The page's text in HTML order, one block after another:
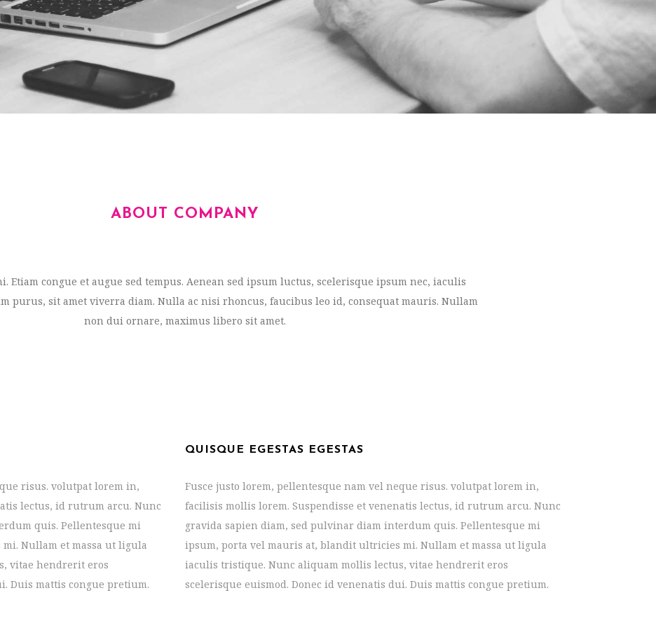
ABOUT COMPANY
Etiam congue et augue sed tempus. Aenean sed ipsum luctus, scelerisque ipsum nec, iaculis
purus, sit amet viverra diam. Nulla ac nisi rhoncus, faucibus leo id, consequat mauris. Nullam
non dui ornare, maximus libero sit amet.
risus. volutpat lorem in,
lectus, id rutrum arcu. Nunc
quis. Pellentesque mi
Nullam et massa ut ligula
vitae hendrerit eros
Duis mattis congue pretium.
QUISQUE EGESTAS EGESTAS
Fusce justo lorem, pellentesque nam vel neque risus. volutpat lorem in,
facilisis mollis lorem. Suspendisse et venenatis lectus, id rutrum arcu. Nunc
gravida sapien diam, sed pulvinar diam interdum quis. Pellentesque mi
ipsum, porta vel mauris at, blandit ultricies mi. Nullam et massa ut ligula
iaculis tristique. Nunc aliquam mollis lectus, vitae hendrerit eros
scelerisque euismod. Donec id venenatis dui. Duis mattis congue pretium.